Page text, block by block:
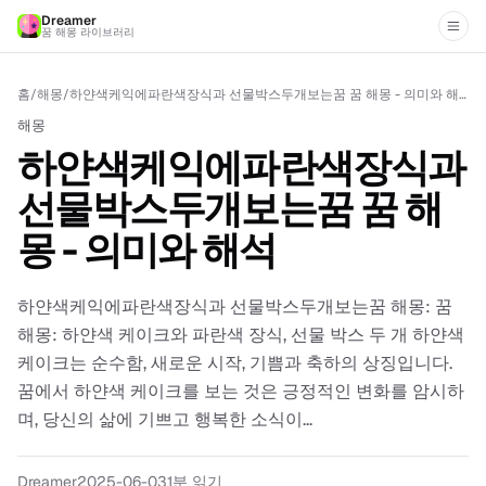
Dreamer
꿈 해몽 라이브러리
홈/해몽/ 하얀색케익에파란색장식과 선물박스두개보는꿈 꿈 해몽 - 의미와 해석
해몽
하얀색케익에파란색장식과
선물박스두개보는꿈 꿈 해
몽 - 의미와 해석
하얀색케익에파란색장식과 선물박스두개보는꿈 해몽: 꿈
해몽: 하얀색 케이크와 파란색 장식, 선물 박스 두 개 하얀색
케이크는 순수함, 새로운 시작, 기쁨과 축하의 상징입니다.
꿈에서 하얀색 케이크를 보는 것은 긍정적인 변화를 암시하
며, 당신의 삶에 기쁘고 행복한 소식이...
Dreamer2025-06-031분 읽기